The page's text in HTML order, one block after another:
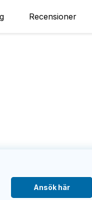
Recensioner
Ansök här